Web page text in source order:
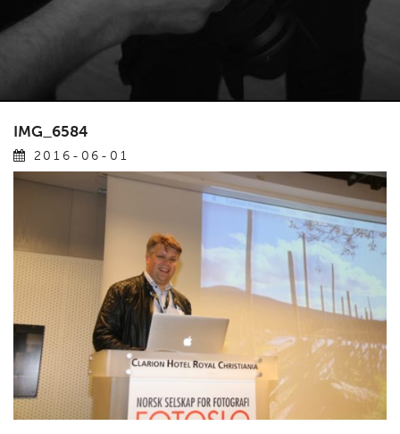
IMG_6584
2016-06-01